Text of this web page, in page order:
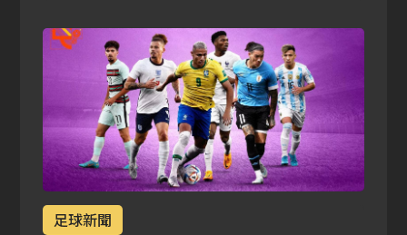
足球新聞